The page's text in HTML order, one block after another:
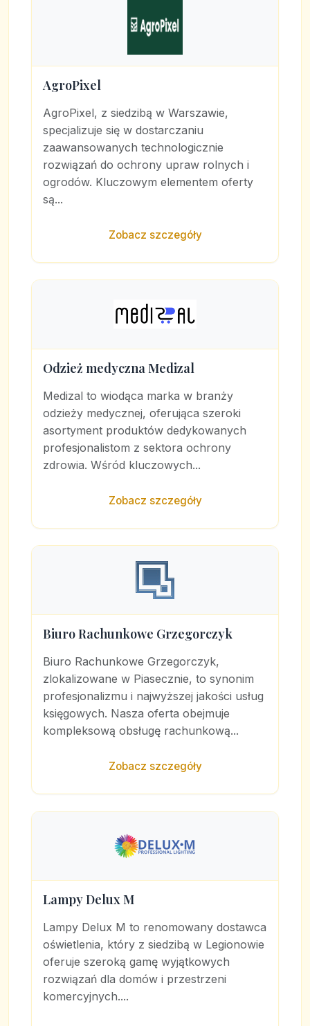
AgroPixel
AgroPixel, z siedzibą w Warszawie,
specjalizuje się w dostarczaniu
zaawansowanych technologicznie
rozwiązań do ochrony upraw rolnych i
ogrodów. Kluczowym elementem oferty
są...
Zobacz szczegóły
Odzież medyczna Medizal
Medizal to wiodąca marka w branży
odzieży medycznej, oferująca szeroki
asortyment produktów dedykowanych
profesjonalistom z sektora ochrony
zdrowia. Wśród kluczowych...
Zobacz szczegóły
Biuro Rachunkowe Grzegorczyk
Biuro Rachunkowe Grzegorczyk,
zlokalizowane w Piasecznie, to synonim
profesjonalizmu i najwyższej jakości usług
księgowych. Nasza oferta obejmuje
kompleksową obsługę rachunkową...
Zobacz szczegóły
Lampy Delux M
Lampy Delux M to renomowany dostawca
oświetlenia, który z siedzibą w Legionowie
oferuje szeroką gamę wyjątkowych
rozwiązań dla domów i przestrzeni
komercyjnych....